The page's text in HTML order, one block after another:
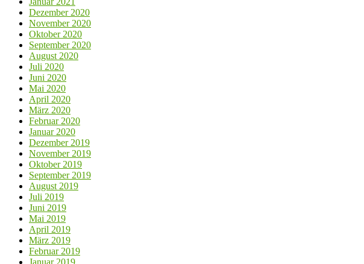
Dezember 2020
November 2020
Oktober 2020
September 2020
August 2020
Juli 2020
Juni 2020
Mai 2020
April 2020
März 2020
Februar 2020
Januar 2020
Dezember 2019
November 2019
Oktober 2019
September 2019
August 2019
Juli 2019
Juni 2019
Mai 2019
April 2019
März 2019
Februar 2019